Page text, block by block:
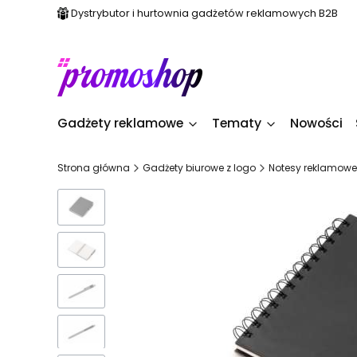
Dystrybutor i hurtownia gadżetów reklamowych B2B
Gadżety reklamowe Tematy Nowości
Strona główna Gadżety biurowe z logo Notesy